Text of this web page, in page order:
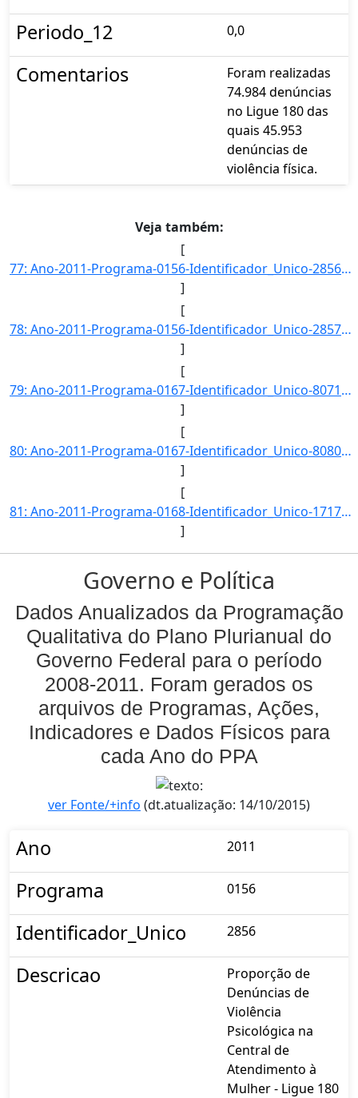
Periodo_12
0,0
Comentarios
Foram realizadas
74.984 denúncias
no Ligue 180 das
quais 45.953
denúncias de
violência física.
Veja também:
[
77: Ano-2011-Programa-0156-Identificador_Unico-2856-Descricao-Proporcao_de_Denuncias_de_Violencia_Psicol]
]
[
78: Ano-2011-Programa-0156-Identificador_Unico-2857-Descricao-Proporcao_de_Denuncias_de_Violencia_Sexual]
]
[
79: Ano-2011-Programa-0167-Identificador_Unico-8071-Descricao-Numero_de_Registros_de_Bens_Culturais_de_N]
]
[
80: Ano-2011-Programa-0167-Identificador_Unico-8080-Descricao-Indice_de_Preservacao_do_Patrimonio_Materi]
]
[
81: Ano-2011-Programa-0168-Identificador_Unico-1717-Descricao-Coeficiente_de_Bibliotecas_Publicas-Unidad]
]
Governo e Política
Dados Anualizados da Programação
Qualitativa do Plano Plurianual do
Governo Federal para o período
2008-2011. Foram gerados os
arquivos de Programas, Ações,
Indicadores e Dados Físicos para
cada Ano do PPA
ver Fonte/+info (dt.atualização: 14/10/2015)
Ano 2011
Programa 0156
Identificador_Unico 2856
Descricao
Proporção de
Denúncias de
Violência
Psicológica na
Central de
Atendimento à
Mulher - Ligue 180